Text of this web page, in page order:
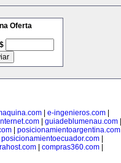
Oferta
| e-ingenieros.com|
guiadeblumenau.com
posicionamientoargentina.com
posicionamientoecuador.com|
compras360.com